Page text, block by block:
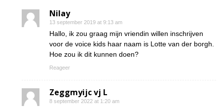
Nilay
13 september 2019 at 9:13 am
Hallo, ik zou graag mijn vriendin willen inschrijven
voor de voice kids haar naam is Lotte van der borgh.
Hoe zou ik dit kunnen doen?
Reageer
Zeggmyijc vj L
8 september 2022 at 1:20 am